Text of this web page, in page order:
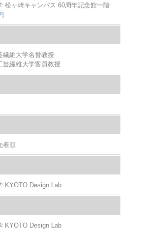
松ヶ崎キャンパス 60周年記念館一階
]
維大学名誉教授
繊維大学客員教授
着順
KYOTO Design Lab
KYOTO Design Lab